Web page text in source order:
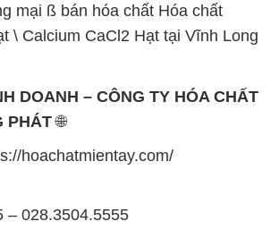
mại ß bán hóa chất Hóa chất
\ Calcium CaCl2 Hạt tại Vĩnh Long
DOANH – CÔNG TY HÓA CHẤT
PHÁT🌐
hoachatmientay.com/
– 028.3504.5555